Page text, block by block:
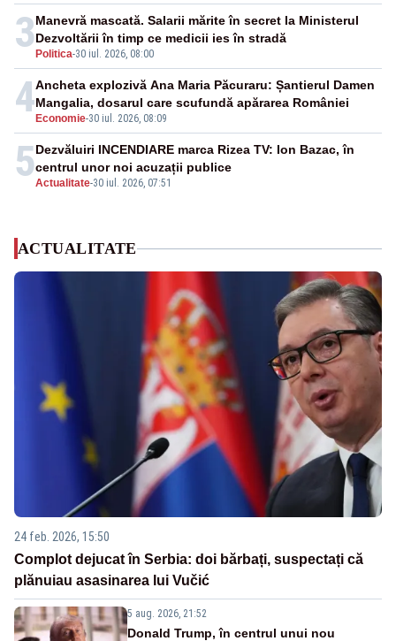
3 Politica-30 iul. 2026, 08:00
Manevră mascată. Salarii mărite în secret la Ministerul
Dezvoltării în timp ce medicii ies în stradă
4 Economie-30 iul. 2026, 08:09
Ancheta explozivă Ana Maria Păcuraru: Șantierul Damen
Mangalia, dosarul care scufundă apărarea României
5Actualitate-30 iul. 2026, 07:51
Dezvăluiri INCENDIARE marca Rizea TV: Ion Bazac, în
centrul unor noi acuzații publice
ACTUALITATE
24 feb. 2026, 15:50
Complot dejucat în Serbia: doi bărbați, suspectați că
plănuiau asasinarea lui Vučić
5 aug. 2026, 21:52
Donald Trump, în centrul unui nou